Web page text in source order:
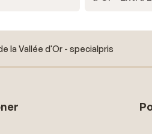
la Vallée d'Or - specialpris